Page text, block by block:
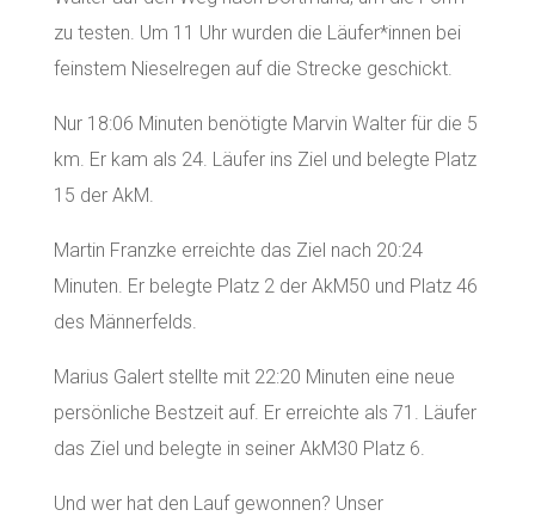
zu testen. Um 11 Uhr wurden die Läufer*innen bei
feinstem Nieselregen auf die Strecke geschickt.
Nur 18:06 Minuten benötigte Marvin Walter für die 5
km. Er kam als 24. Läufer ins Ziel und belegte Platz
15 der AkM.
Martin Franzke erreichte das Ziel nach 20:24
Minuten. Er belegte Platz 2 der AkM50 und Platz 46
des Männerfelds.
Marius Galert stellte mit 22:20 Minuten eine neue
persönliche Bestzeit auf. Er erreichte als 71. Läufer
das Ziel und belegte in seiner AkM30 Platz 6.
Und wer hat den Lauf gewonnen? Unser